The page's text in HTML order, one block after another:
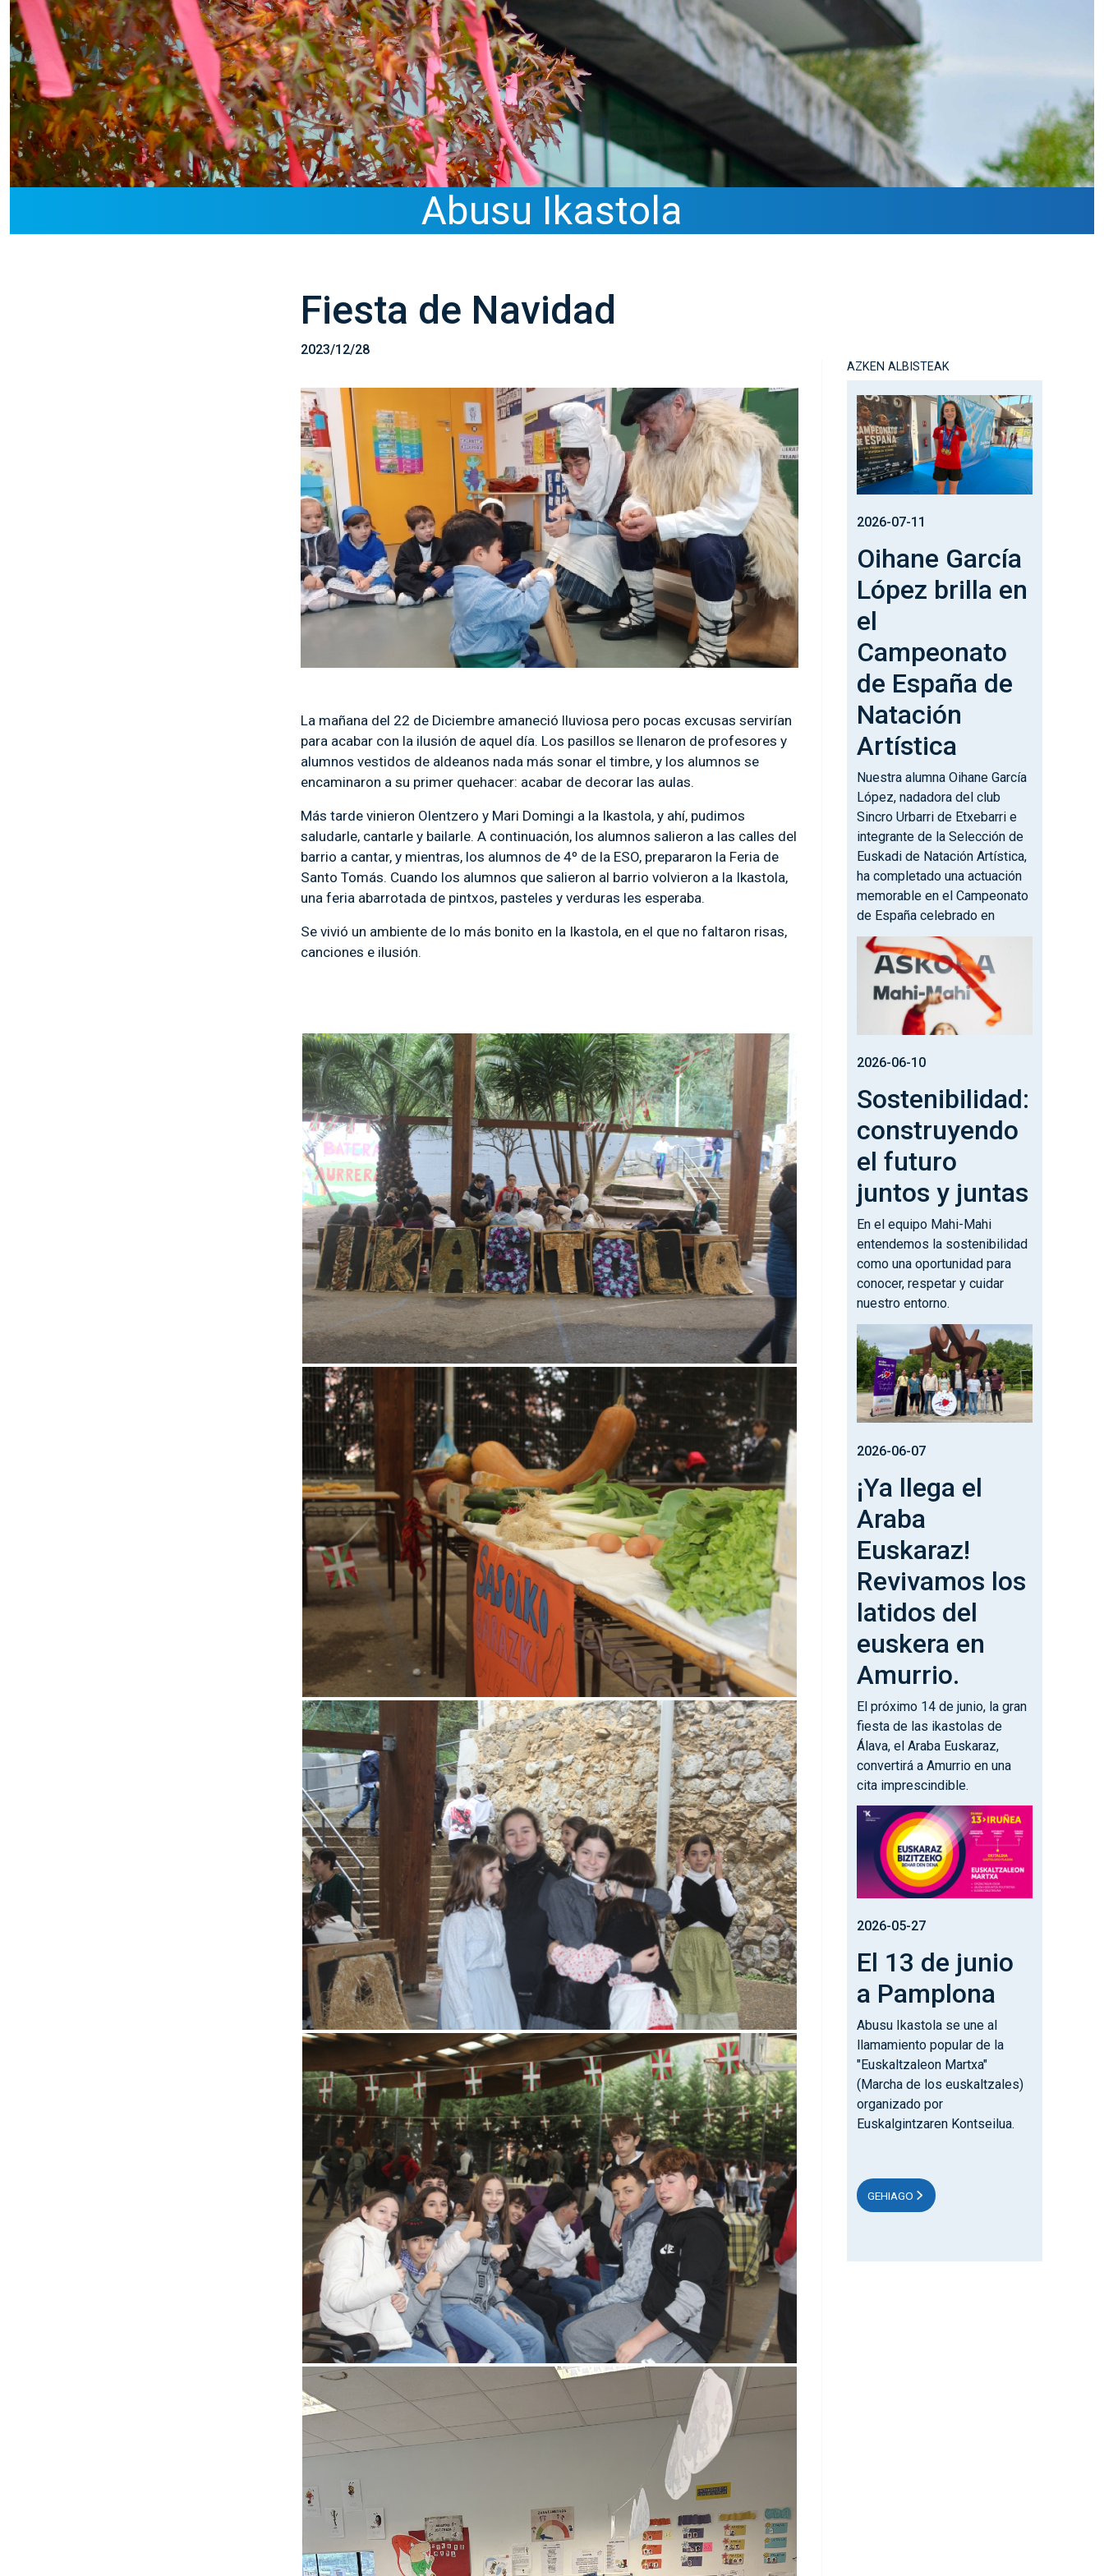
Abusu Ikastola
Fiesta de Navidad
2023/12/28
Irudia
La mañana del 22 de Diciembre amaneció lluviosa pero pocas excusas servirían
para acabar con la ilusión de aquel día. Los pasillos se llenaron de profesores y
alumnos vestidos de aldeanos nada más sonar el timbre, y los alumnos se
encaminaron a su primer quehacer: acabar de decorar las aulas.
Más tarde vinieron Olentzero y Mari Domingi a la Ikastola, y ahí, pudimos
saludarle, cantarle y bailarle. A continuación, los alumnos salieron a las calles del
barrio a cantar, y mientras, los alumnos de 4º de la ESO, prepararon la Feria de
Santo Tomás. Cuando los alumnos que salieron al barrio volvieron a la Ikastola,
una feria abarrotada de pintxos, pasteles y verduras les esperaba.
Se vivió un ambiente de lo más bonito en la Ikastola, en el que no faltaron risas,
canciones e ilusión.
AZKEN ALBISTEAK
Irudia
2026-07-11
Oihane García
López brilla en
el
Campeonato
de España de
Natación
Artística
Nuestra alumna Oihane García
López, nadadora del club
Sincro Urbarri de Etxebarri e
integrante de la Selección de
Euskadi de Natación Artística,
ha completado una actuación
memorable en el Campeonato
de España celebrado en
Irudia
2026-06-10
Sostenibilidad:
construyendo
el futuro
juntos y juntas
En el equipo Mahi-Mahi
entendemos la sostenibilidad
como una oportunidad para
conocer, respetar y cuidar
nuestro entorno.
Irudia
2026-06-07
¡Ya llega el
Araba
Euskaraz!
Revivamos los
latidos del
euskera en
Amurrio.
El próximo 14 de junio, la gran
fiesta de las ikastolas de
Álava, el Araba Euskaraz,
convertirá a Amurrio en una
cita imprescindible.
Irudia
2026-05-27
El 13 de junio
a Pamplona
Abusu Ikastola se une al
llamamiento popular de la
"Euskaltzaleon Martxa"
(Marcha de los euskaltzales)
organizado por
Euskalgintzaren Kontseilua.
GEHIAGO